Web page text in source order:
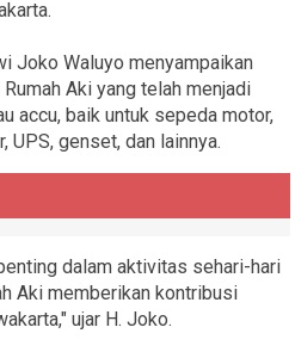
Joko Waluyo menyampaikan
Aki yang telah menjadi
accu, baik untuk sepeda motor,
genset, dan lainnya.
dalam aktivitas sehari-hari
Aki memberikan kontribusi
ujar H. Joko.